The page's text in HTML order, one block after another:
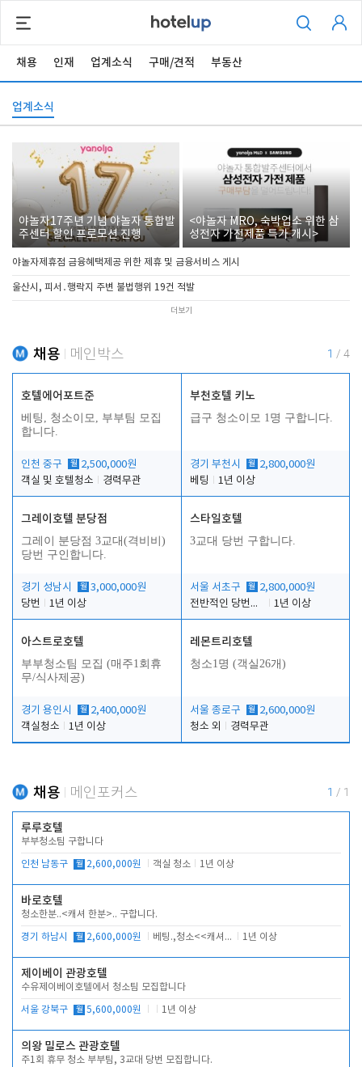
채용 인재 업계소식 구매/견적 부동산
업계소식
야놀자17주년 기념 야놀자 통합발
주센터 할인 프로모션 진행
<야놀자 MRO, 숙박업소 위한 삼
성전자 가전제품 특가 개시>
야놀자제휴점 금융혜택제공 위한 제휴 및 금융서비스 게시
울산시, 피서․행락지 주변 불법행위 19건 적발
더보기
채용 메인박스 1 / 4
호텔에어포트준
베팅, 청소이모, 부부팀 모집
합니다.
인천 중구 월 2,500,000원
객실 및 호텔청소
경력무관
부천호텔 키노
급구 청소이모 1명 구합니다.
경기 부천시 월 2,800,000원
베팅
1년 이상
그레이호텔 분당점
그레이 분당점 3교대(격비비)
당번 구인합니다.
경기 성남시 월 3,000,000원
당번
1년 이상
스타일호텔
3교대 당번 구합니다.
서울 서초구 월 2,800,000원
전반적인 당번업무
1년 이상
아스트로호텔
부부청소팀 모집 (매주1회휴
무/식사제공)
경기 용인시 월 2,400,000원
객실청소
1년 이상
레몬트리호텔
청소1명 (객실26개)
서울 종로구 월 2,600,000원
청소 외
경력무관
채용 메인포커스 1 / 1
루루호텔
부부청소팀 구합니다
인천 남동구 월 2,600,000원 객실 청소 1년 이상
바로호텔
청소한분..<캐셔 한분>.. 구합니다.
경기 하남시 월 2,600,000원 베팅.,청소<<캐셔 모셔봅니다. 1년 이상
제이베이 관광호텔
수유제이베이호텔에서 청소팀 모집합니다
서울 강북구 월 5,600,000원 1년 이상
의왕 밀로스 관광호텔
주1회 휴무 청소 부부팀, 3교대 당번 모집합니다.